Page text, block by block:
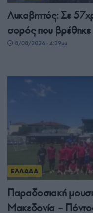
Λυκαβηττός: Σε
σορός που βρέθηκε
8/08/2026 - 4:29μμ
ΕΛΛΑΔΑ
Παραδοσιακή
Μακεδονία –